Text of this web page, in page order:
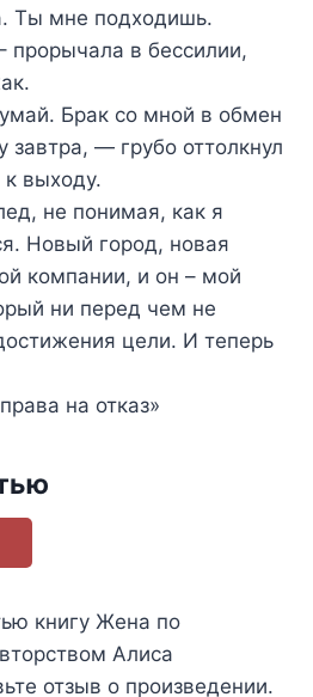
Ты мне подходишь.
в бессилии,
Брак со мной в обмен
завтра, — грубо оттолкнул
выходу.
не понимая, как я
Новый город, новая
компании, и он – мой
ни перед чем не
цели. И теперь
на отказ»
книгу Жена по
Алиса
отзыв о произведении.